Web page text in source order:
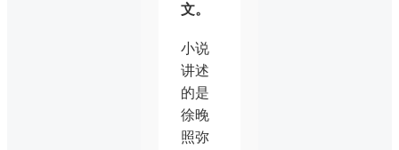
文。
小说
讲述
的是
徐晚
照弥